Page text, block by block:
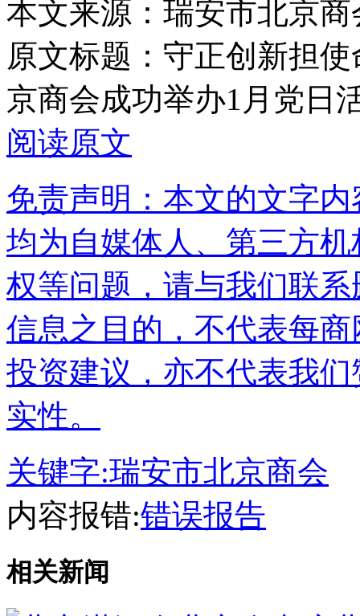
本文来源：瑞安市北京商
原文标题： 守正创新担
京商会成功举办1月党日
阅读原文
免责声明：本文的文字
均为自媒体人、第三方
权等问题，请与我们联
信息之目的，不代表每
投资建议，亦不代表我
实性。
关键字:瑞安市北京商会
内容报错:错误报告
相关新闻